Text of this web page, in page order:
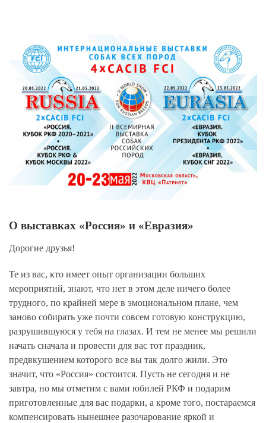
Larger
Image
О выставках «Россия» и «Евразия»
Дорогие друзья!
Те из вас, кто имеет опыт организации больших
мероприятий, знают, что нет в этом деле ничего более
трудного, по крайней мере в эмоциональном плане, чем
заново собирать уже почти совсем готовую конструкцию,
разрушившуюся у тебя на глазах. И тем не менее мы решили
начать сначала и провести для вас тот праздник,
предвкушением которого все вы так долго жили. Это
значит, что «Россия» состоится. Пусть не сегодня и не
завтра, но мы отметим с вами юбилей РКФ и подарим
приготовленные для вас подарки, а кроме того, постараемся
компенсировать нынешнее разочарование яркой и